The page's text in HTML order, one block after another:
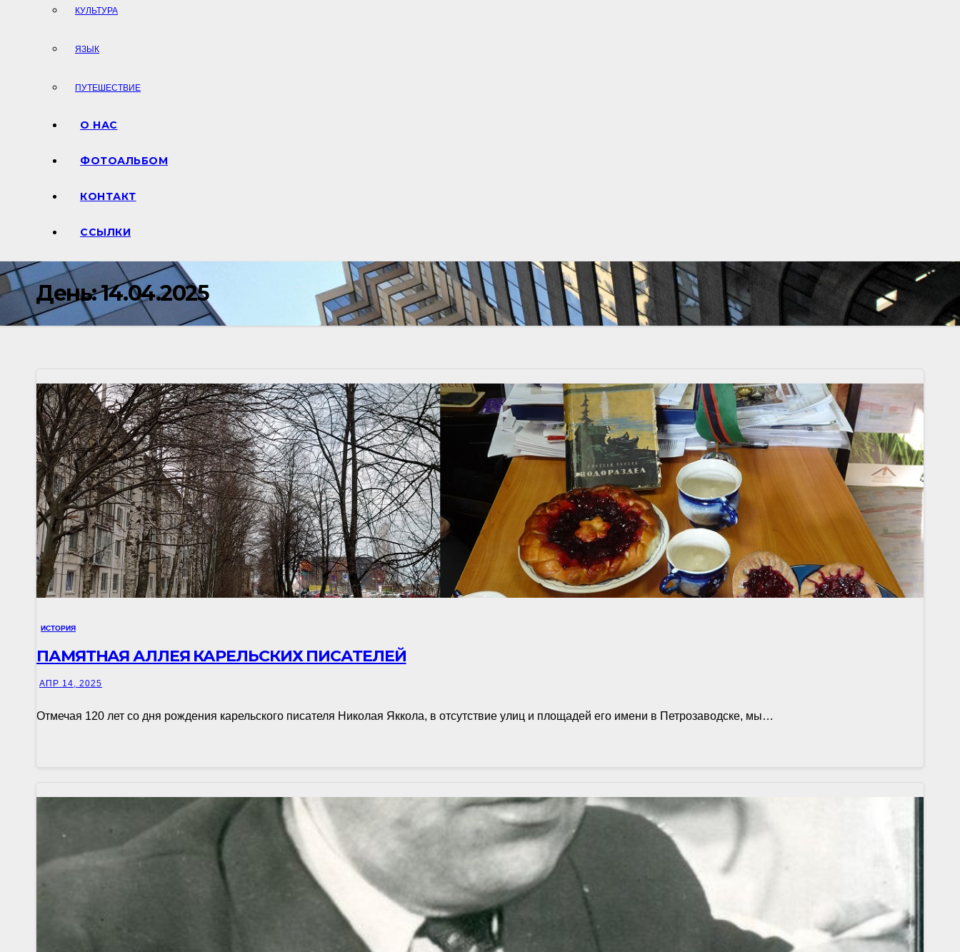
КУЛЬТУРА
ЯЗЫК
ПУТЕШЕСТВИЕ
О НАС
ФОТОАЛЬБОМ
КОНТАКТ
ССЫЛКИ
День:14.04.2025
ИСТОРИЯ
ПАМЯТНАЯ АЛЛЕЯ КАРЕЛЬСКИХ ПИСАТЕЛЕЙ
АПР 14, 2025
Отмечая 120 лет со дня рождения карельского писателя Николая Яккола, в отсутствие улиц и площадей его имени в Петрозаводске, мы…